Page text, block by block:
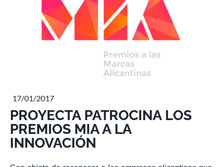
17/01/2017
PROYECTA PATROCINA LOS
PREMIOS MIA A LA
INNOVACIÓN